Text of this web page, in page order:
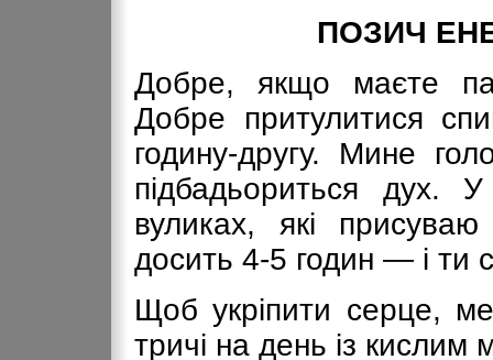
ПОЗИЧ
Добре, якщо маєте
Добре притулитися
годину-другу. Мине
підбадьориться дух.
вуликах, які
досить 4-5 годин — і ти
Щоб укріпити серце,
тричі на день із